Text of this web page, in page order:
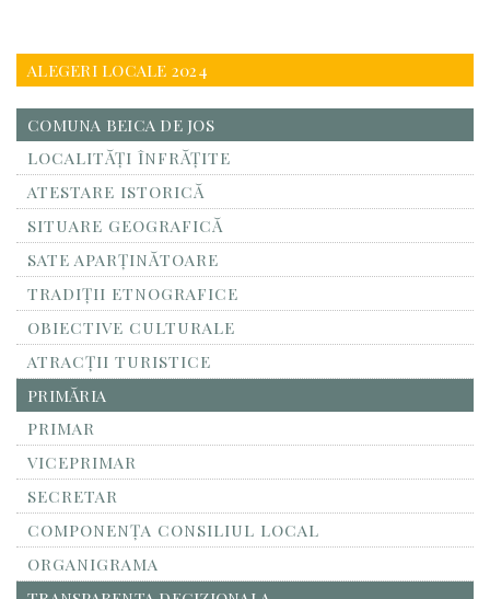
ALEGERI LOCALE 2024
COMUNA BEICA DE JOS
LOCALITĂŢI ÎNFRĂŢITE
ATESTARE ISTORICĂ
SITUARE GEOGRAFICĂ
SATE APARȚINĂTOARE
TRADIȚII ETNOGRAFICE
OBIECTIVE CULTURALE
ATRACȚII TURISTICE
PRIMĂRIA
PRIMAR
VICEPRIMAR
SECRETAR
COMPONENȚA CONSILIUL LOCAL
ORGANIGRAMA